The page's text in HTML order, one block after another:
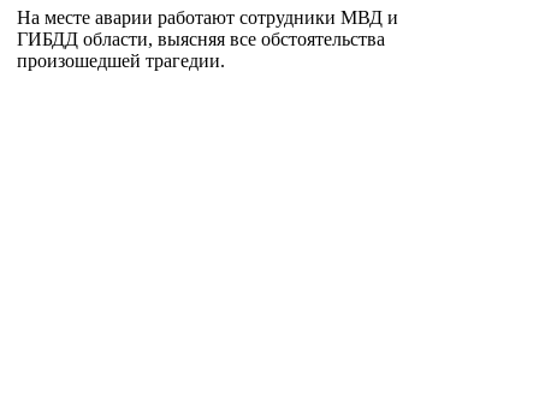
На месте аварии работают сотрудники МВД и
ГИБДД области, выясняя все обстоятельства
произошедшей трагедии.